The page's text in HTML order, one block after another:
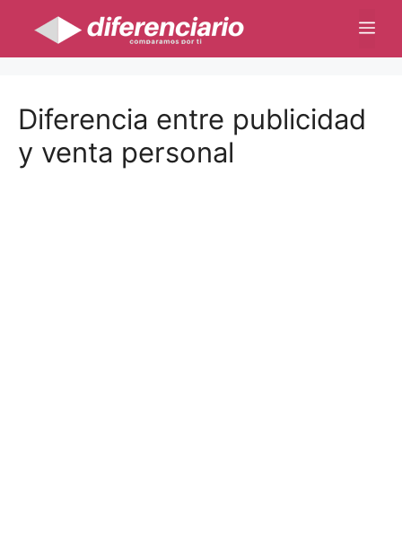
contenido
Diferencia entre publicidad
y venta personal